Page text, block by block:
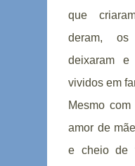
que
deram, os
deixaram e
vividos em
Mesmo
amor de
e cheio de